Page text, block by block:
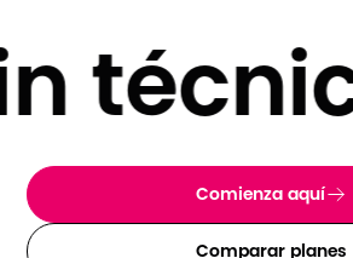
Comienza aquí
Comparar planes